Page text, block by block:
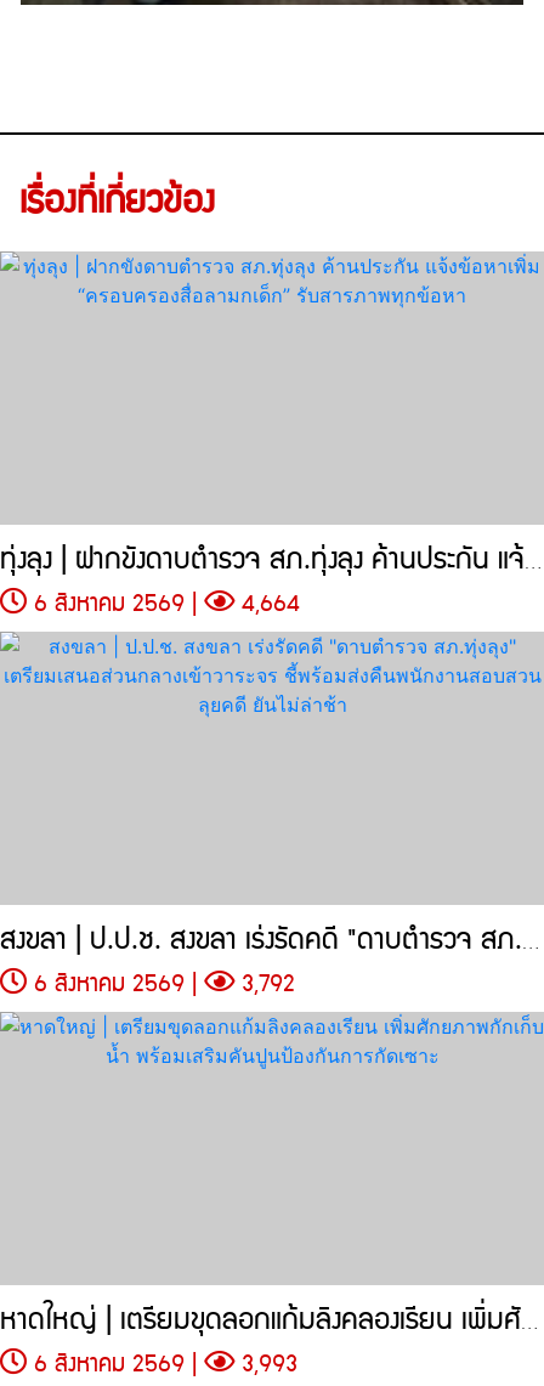
เรื่องที่เกี่ยวข้อง
ทุ่งลุง | ฝากขังดาบตำรวจ สภ.ทุ่งลุง ค้านประกัน แจ้งข้อหาเพิ่ม
6 สิงหาคม 2569 | 4,664
สงขลา | ป.ป.ช. สงขลา เร่งรัดคดี "ดาบตำรวจ สภ.ทุ่งลุง"
6 สิงหาคม 2569 | 3,792
หาดใหญ่ | เตรียมขุดลอกแก้มลิงคลองเรียน เพิ่มศักยภาพกักเก็บน้ำ
6 สิงหาคม 2569 | 3,993